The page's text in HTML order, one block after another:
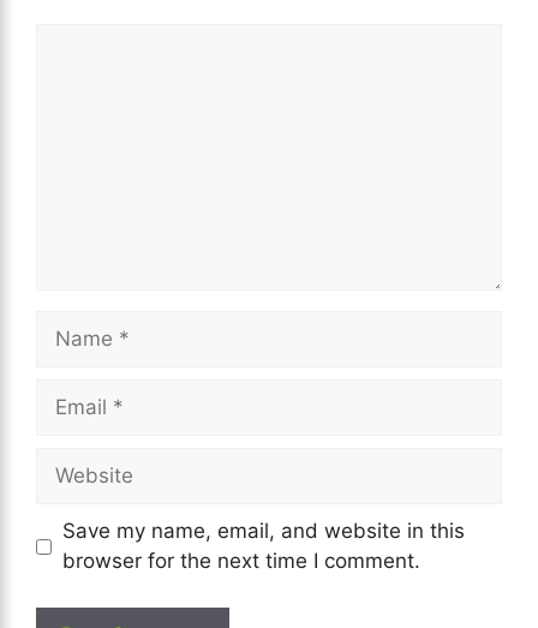
Name
Email
Website
Save my name, email, and website in this
browser for the next time I comment.